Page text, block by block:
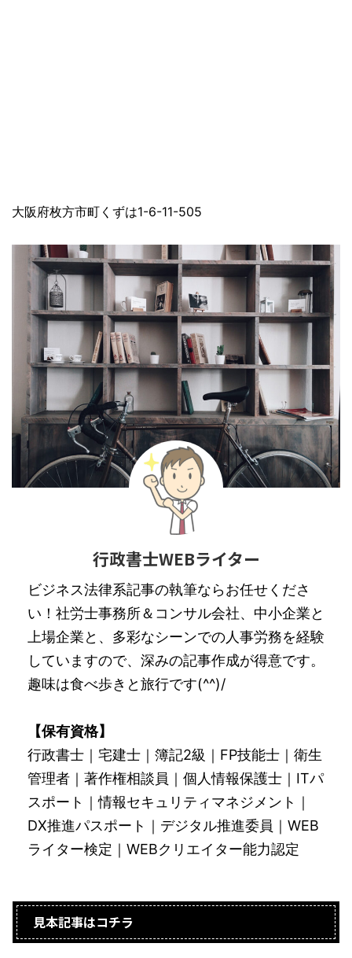
大阪府枚方市町くずは1-6-11-505
行政書士WEBライター
ビジネス法律系記事の執筆ならお任せくださ
い！社労士事務所＆コンサル会社、中小企業と
上場企業と、多彩なシーンでの人事労務を経験
していますので、深みの記事作成が得意です。
趣味は食べ歩きと旅行です(^^)/
【保有資格】
行政書士｜宅建士｜簿記2級｜FP技能士｜衛生
管理者｜著作権相談員｜個人情報保護士｜ITパ
スポート｜情報セキュリティマネジメント｜
DX推進パスポート｜デジタル推進委員｜WEB
ライター検定｜WEBクリエイター能力認定
見本記事はコチラ